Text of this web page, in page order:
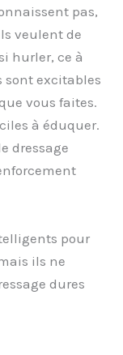
pas,
veulent de
hurler, ce à
sont excitables
vous faites.
à éduquer.
dressage
pour
ils ne
dures